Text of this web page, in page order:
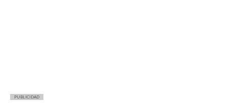
PUBLICIDAD